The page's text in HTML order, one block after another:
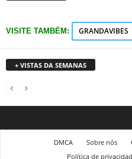
VISITE TAMBÉM: GRANDAVIBES
+ VISTAS DA SEMANAS
DMCA Sobre nós
Política de